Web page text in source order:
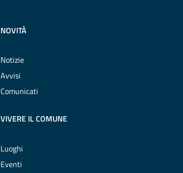
NOVITÀ
Notizie
Avvisi
Comunicati
VIVERE IL COMUNE
Luoghi
Eventi